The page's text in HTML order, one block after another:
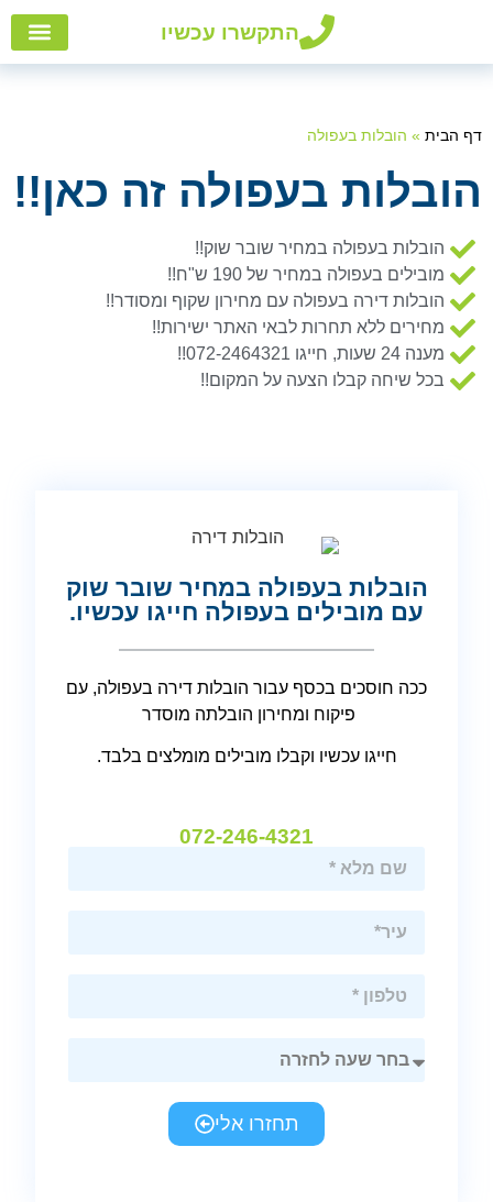
התקשרו עכשיו
דף הבית » הובלות בעפולה
הובלות בעפולה זה כאן!!
הובלות בעפולה במחיר שובר שוק!!
מובילים בעפולה במחיר של 190 ש"ח!!
הובלות דירה בעפולה עם מחירון שקוף ומסודר!!
מחירים ללא תחרות לבאי האתר ישירות!!
מענה 24 שעות, חייגו 072-2464321!!
בכל שיחה קבלו הצעה על המקום!!
הובלות בעפולה במחיר שובר שוק
עם מובילים בעפולה חייגו עכשיו.
ככה חוסכים בכסף עבור הובלות דירה בעפולה, עם
פיקוח ומחירון הובלתה מוסדר
חייגו עכשיו וקבלו מובילים מומלצים בלבד.
072-246-4321
תחזרו אלי